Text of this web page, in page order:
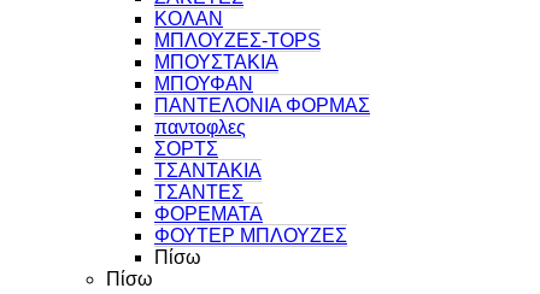
ΚΟΛΑΝ
ΜΠΛΟΥΖΕΣ-TOPS
ΜΠΟΥΣΤΑΚΙΑ
ΜΠΟΥΦΑΝ
ΠΑΝΤΕΛΟΝΙΑ ΦΟΡΜΑΣ
παντοφλες
ΣΟΡΤΣ
ΤΣΑΝΤΑΚΙΑ
ΤΣΑΝΤΕΣ
ΦΟΡΕΜΑΤΑ
ΦΟΥΤΕΡ ΜΠΛΟΥΖΕΣ
Πίσω
Πίσω